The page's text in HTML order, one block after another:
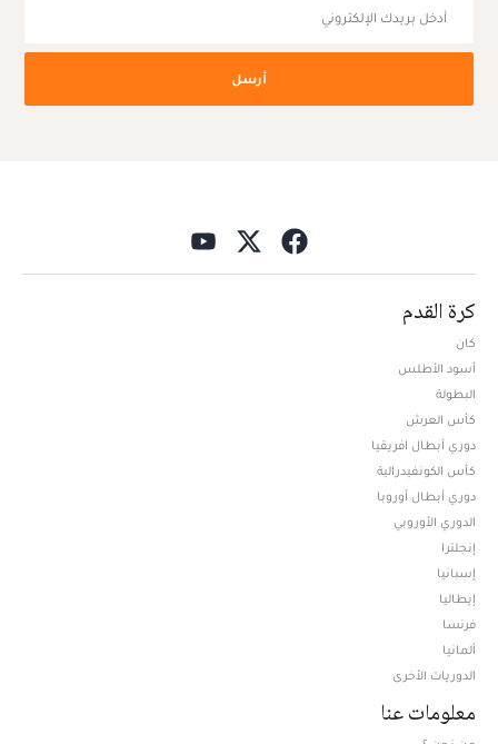
أرسل
كرة القدم
كان
أسود الأطلس
البطولة
كأس العرش
دوري أبطال افريقيا
كأس الكونفيدرالية
دوري أبطال أوروبا
الدوري الأوروبي
إنجلترا
إسبانيا
إيطاليا
فرنسا
ألمانيا
الدوريات الأخرى
معلومات عنا